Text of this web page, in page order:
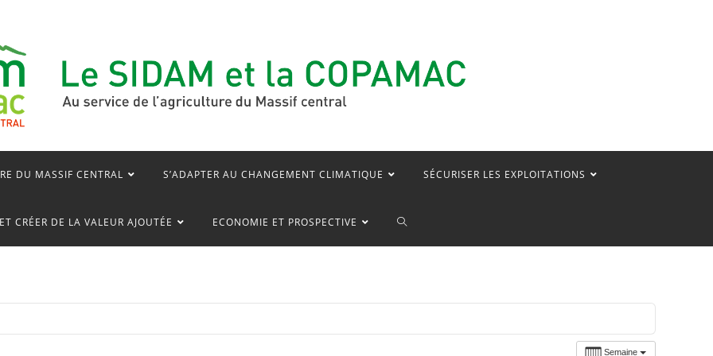
DU MASSIF CENTRAL S’ADAPTER AU CHANGEMENT CLIMATIQUE SÉCURISER LES EXPLOITATIONS
CRÉER DE LA VALEUR AJOUTÉE ECONOMIE ET PROSPECTIVE TOGGLE
Semaine